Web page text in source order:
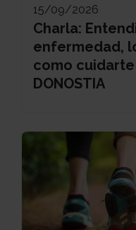
15/09/2026
Charla:
enfermedad,
como
DONOSTIA